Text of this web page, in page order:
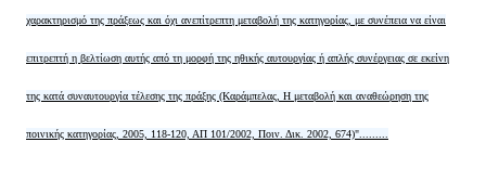
χαρακτηρισμό της πράξεως και όχι ανεπίτρεπτη μεταβολή της κατηγορίας, με συνέπεια να είναι
επιτρεπτή η βελτίωση αυτής από τη μορφή της ηθικής αυτουργίας ή απλής συνέργειας σε εκείνη
της κατά συναυτουργία τέλεσης της πράξης (Καράμπελας, Η μεταβολή και αναθεώρηση της
ποινικής κατηγορίας, 2005, 118-120, ΑΠ 101/2002, Ποιν. Δικ. 2002, 674)".........